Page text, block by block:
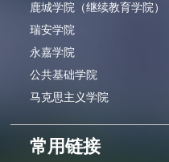
鹿城学院（继续教育学院）
瑞安学院
永嘉学院
公共基础学院
马克思主义学院
常用链接